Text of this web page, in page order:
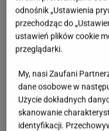
porannym – w ogóle
nas trening na
Posiłek
stopniowy wzrost
temu uchroni nas
utratą koncentracji
przedtreningowy
odnośnik „Ustawienia
przechodząc do
ustawień plików cookie
przeglądarki.
My, nasi Zaufani
dane osobowe w
Użycie dokładnych
skanowanie
identyfikacji.